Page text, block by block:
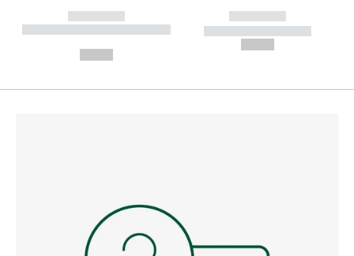
------------
----------- ----------- --------
------------
----------- -----------